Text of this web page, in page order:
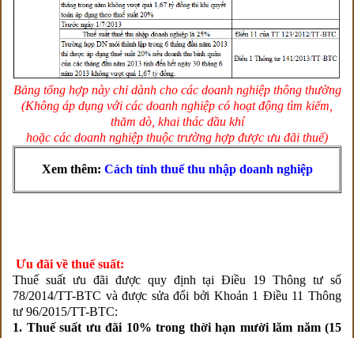
Bảng tổng hợp này chỉ dành cho các doanh nghiệp thông thường
(Không áp dụng với các doanh nghiệp có hoạt động tìm kiếm,
thăm dò, khai thác dầu khí
hoặc các doanh nghiệp thuộc trường hợp được ưu đãi thuế)
Xem thêm: Cách tính thuế thu nhập doanh nghiệp
Ưu đãi về thuế suất:
Thuế suất ưu đãi được quy định tại Điều 19 Thông tư số
78/2014/TT-BTC và được sửa đổi bởi Khoản 1 Điều 11 Thông
tư 96/2015/TT-BTC:
1. Thuế suất ưu đãi 10% trong thời hạn mười lăm năm (15